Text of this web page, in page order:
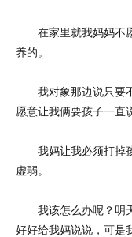
在家里就我妈妈不愿
养的。
我对象那边说只要不
愿意让我俩要孩子一直
我妈让我必须打掉孩
虚弱。
我该怎么办呢？明天
好好给我妈说说，可是